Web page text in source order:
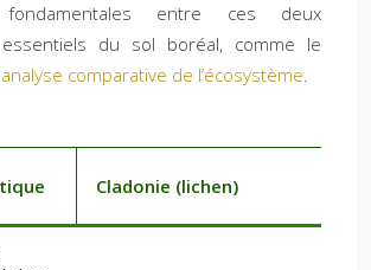
fondamentales entre ces deux
essentiels du sol boréal, comme le
analyse comparative de l’écosystème.
Cladonie (lichen)